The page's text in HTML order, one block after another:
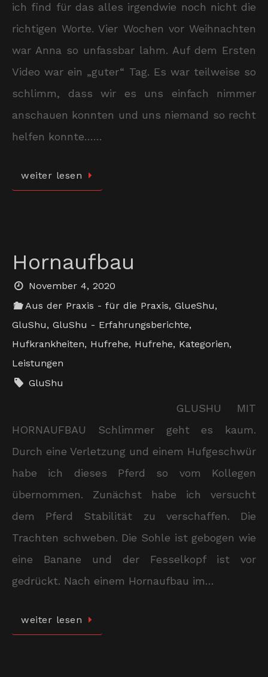
ich find für das alles irgendwie noch nicht die
richtigen Worte. Vier Wochen vor Weihnachten
war Anna so unfassbar lahm. Auf dem Ersten
Video war ein „guter“ Tag. Es war teilweise so
schlimm, dass wir es uns einfach nimmer
anschauen konnten und uns niemand so recht
helfen konnte……
weiter lesen
Hornaufbau
November 4, 2020
Aus der Praxis - für die Praxis,GlueShu,
GluShu, GluShu - Erfahrungsberichte,
Hufkrankheiten, Hufrehe, Hufrehe, Kategorien,
Leistungen
GluShu
GLUSHU MIT
HORNAUFBAU Schlimmer geht es kaum.
Durch eine Verletzung und einem Hufgeschwür
habe ich dieses Pferd so vom Kollegen
übernommen. Zunächst habe ich versucht
dem Pferd Stabilität zu verschaffen. Die
Trachten schweben. Die Sohle ist gebogen wie
eine Banane und der Fesselkopf ist vor
gedrückt. Nach einem Hornaufbau im…
weiter lesen